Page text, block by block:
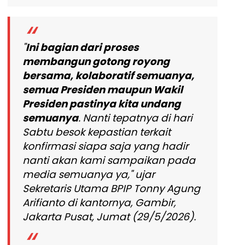
"Ini bagian dari proses
membangun gotong royong
bersama, kolaboratif semuanya,
semua Presiden maupun Wakil
Presiden pastinya kita undang
semuanya. Nanti tepatnya di hari
Sabtu besok kepastian terkait
konfirmasi siapa saja yang hadir
nanti akan kami sampaikan pada
media semuanya ya," ujar
Sekretaris Utama BPIP Tonny Agung
Arifianto di kantornya, Gambir,
Jakarta Pusat, Jumat (29/5/2026).